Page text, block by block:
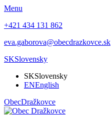
Menu
+421 434 131 862
eva.gaborova@obecdrazkovce.sk
SKSlovensky
SKSlovensky
ENEnglish
ObecDražkovce